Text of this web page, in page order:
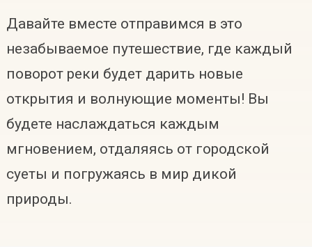
Давайте вместе отправимся в это
незабываемое путешествие, где каждый
поворот реки будет дарить новые
открытия и волнующие моменты! Вы
будете наслаждаться каждым
мгновением, отдаляясь от городской
суеты и погружаясь в мир дикой
природы.